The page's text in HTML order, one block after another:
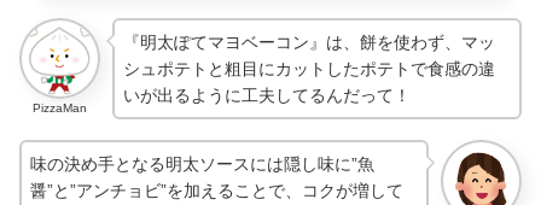
PizzaMan
『明太ぽてマヨベーコン』は、餅を使わず、マッ
シュポテトと粗目にカットしたポテトで食感の違
いが出るように工夫してるんだって！
味の決め手となる明太ソースには隠し味に”魚
醤”と”アンチョビ”を加えることで、コクが増して